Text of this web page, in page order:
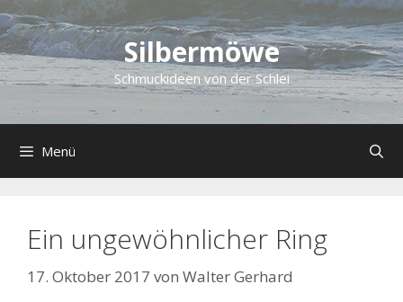
Zum
Inhalt
springen
Silbermöwe
Schmuckideen von der Schlei
Menü
Ein ungewöhnlicher Ring
17. Oktober 2017 von Walter Gerhard